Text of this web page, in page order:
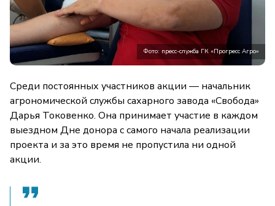
Фото: пресс-служба ГК «Прогресс Агро»
Среди постоянных участников акции — начальник
агрономической службы сахарного завода «Свобода»
Дарья Токовенко. Она принимает участие в каждом
выездном Дне донора с самого начала реализации
проекта и за это время не пропустила ни одной
акции.